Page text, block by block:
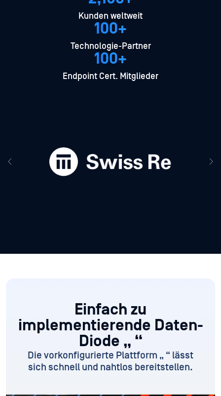
Kunden weltweit
100+
Technologie-Partner
100+
Endpoint Cert. Mitglieder
Einfach zu
implementierende Daten-
Diode „ “
Die vorkonfigurierte Plattform „ “ lässt
sich schnell und nahtlos bereitstellen.